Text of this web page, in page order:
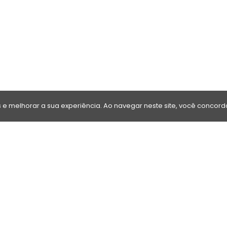
melhorar a sua experiência. Ao navegar neste site, você